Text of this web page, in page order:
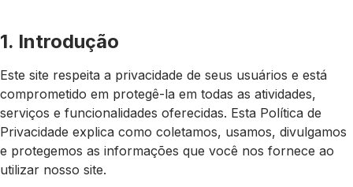
1. Introdução
Este site respeita a privacidade de seus usuários e está
comprometido em protegê-la em todas as atividades,
serviços e funcionalidades oferecidas. Esta Política de
Privacidade explica como coletamos, usamos, divulgamos
e protegemos as informações que você nos fornece ao
utilizar nosso site.